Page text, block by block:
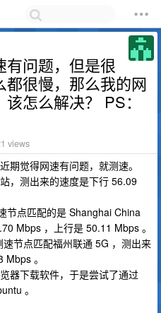
有问题，但是很
很慢，那么我的网
怎么解决？ PS：
views
期觉得网速有问题，就测速。
，测出来的速度是下行 56.09
节点匹配的是 Shanghai China
Mbps ，上行是 50.11 Mbps 。
节点匹配福州联通 5G ，测出来
。
器下载软件，于是尝试了通过
。